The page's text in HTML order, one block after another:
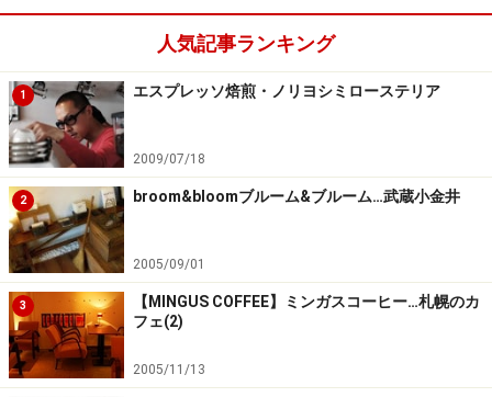
人気記事ランキング
1 エスプレッソ焙煎・ノリヨシミローステリア
2009/07/18
2 broom&bloomブルーム&ブルーム…武蔵小金井
2005/09/01
3
【MINGUS COFFEE】ミンガスコーヒー…札幌のカ
フェ(2)
2005/11/13